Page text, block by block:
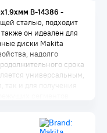
В-14386 -
сталью, подходит
он идеален для
диски Makita
надолго
срока
универсальным,
и для получения
прижима диска к